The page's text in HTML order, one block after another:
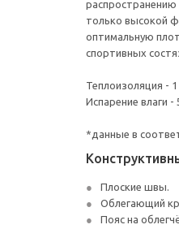
распространению
только высокой
оптимальную
спортивных
Теплоизоляция -
Испарение влаги -
*данные в
Плоские швы.
Облегающий
Пояс на